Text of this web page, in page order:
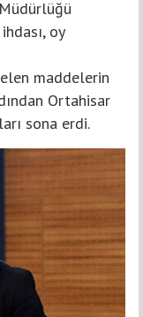
oy
maddelerin
Ortahisar
sona erdi.